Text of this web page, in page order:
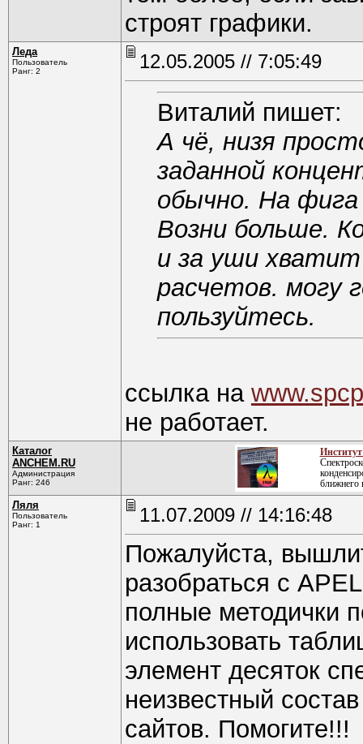
строят графики.
Леда
Пользователь
Ранг: 2
12.05.2005 // 7:05:49
Виталий пишет:
А чё, низя
заданной
обычно. На
Возни больше.
и за уши
расчетов. могу
пользуйтесь.
ссылка на
не работает.
Каталог
ANCHEM.RU
Администрация
Ранг: 246
ближнего
Ляля
Пользователь
Ранг: 1
11.07.2009 // 14:16:48
Пожалуйста,
разобраться с
полные методички
использовать
элемент десяток
неизвестный
сайтов. Помогите!!!